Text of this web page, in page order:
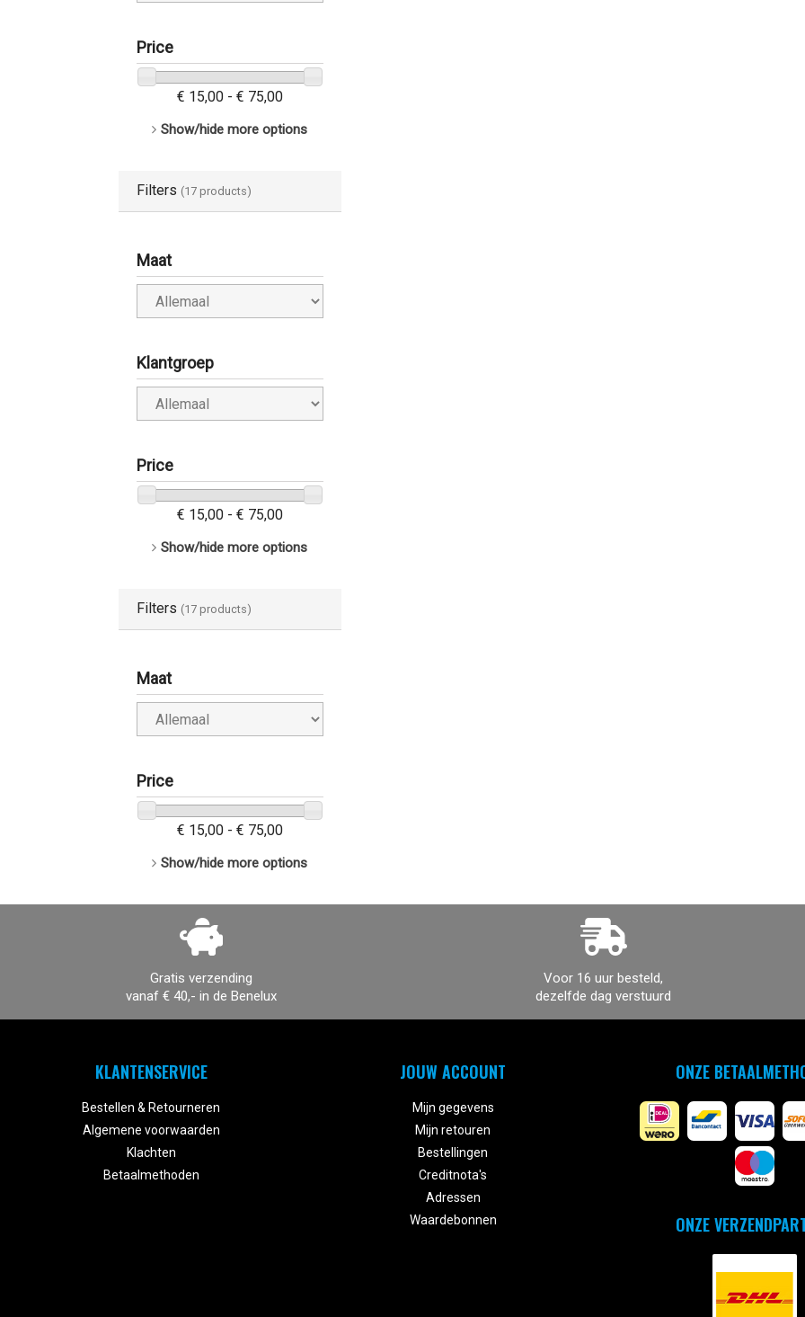
Price
€ 15,00 - € 75,00
Show/hide more options
Filters (17 products)
Maat
Klantgroep
Price
€ 15,00 - € 75,00
Show/hide more options
Filters (17 products)
Maat
Price
€ 15,00 - € 75,00
Show/hide more options
Gratis verzending
vanaf € 40,- in de Benelux
Voor 16 uur besteld,
dezelfde dag verstuurd
KLANTENSERVICE
Bestellen & Retourneren
Algemene voorwaarden
Klachten
Betaalmethoden
JOUW ACCOUNT
Mijn gegevens
Mijn retouren
Bestellingen
Creditnota's
Adressen
Waardebonnen
ONZE
ONZE